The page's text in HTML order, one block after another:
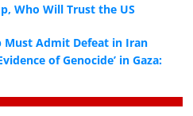
Who Will Trust the US
Must Admit Defeat in Iran
of Genocide’ in Gaza: